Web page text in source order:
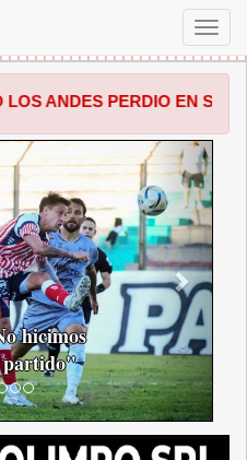
EN SALTA POR 1 A 0
hicimos
partido"